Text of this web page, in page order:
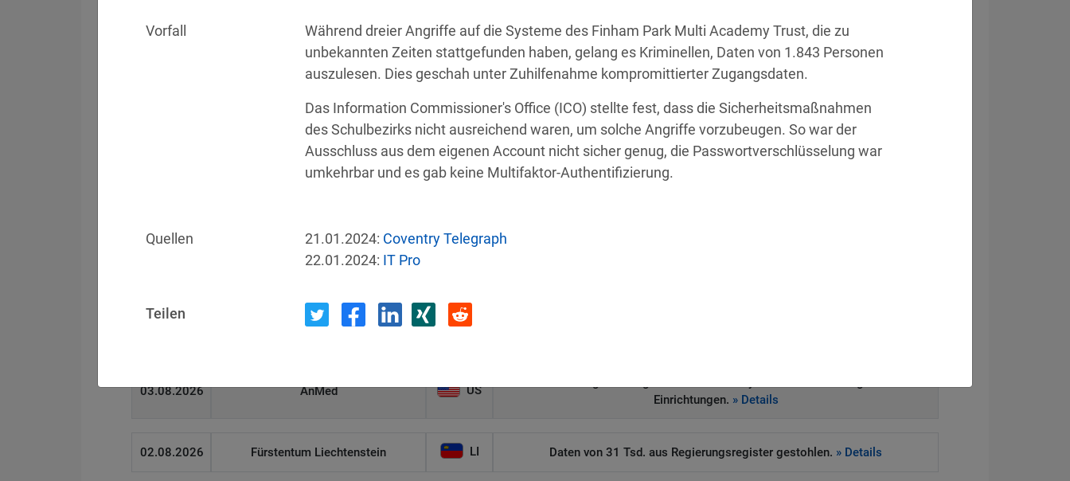
Sicherheitsvorfälle
Datenpannen, Cyber-Angriffe und Schwachstellen
Länderauswahl
Brown Health Medical Group-MA US
03.08.2026 AnMed US
Einrichtungen. » Details
02.08.2026 Fürstentum Liechtenstein LI Daten von 31 Tsd. aus Regierungsregister gestohlen. » Details
Vorfall
Während dreier Angriffe auf die Systeme des Finham Park Multi Academy Trust, die zu
unbekannten Zeiten stattgefunden haben, gelang es Kriminellen, Daten von 1.843 Personen
auszulesen. Dies geschah unter Zuhilfenahme kompromittierter Zugangsdaten.
Das Information Commissioner's Office (ICO) stellte fest, dass die Sicherheitsmaßnahmen
des Schulbezirks nicht ausreichend waren, um solche Angriffe vorzubeugen. So war der
Ausschluss aus dem eigenen Account nicht sicher genug, die Passwortverschlüsselung war
umkehrbar und es gab keine Multifaktor-Authentifizierung.
Quellen 21.01.2024: Coventry Telegraph
22.01.2024: IT Pro
Teilen